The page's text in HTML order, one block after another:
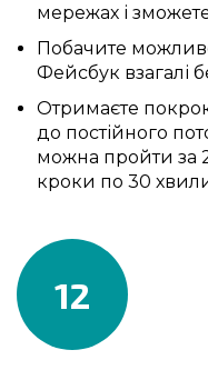
мережах і
Побачите
Фейсбук взагалі
Отримаєте
до постійного
можна пройти за
кроки по 30
12